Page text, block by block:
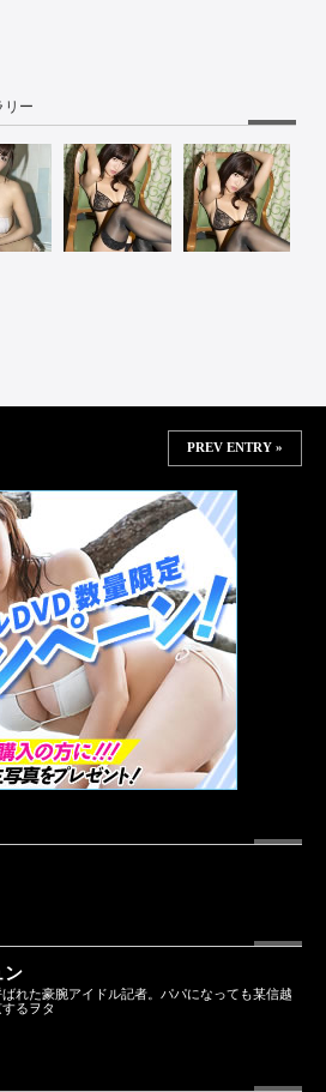
リー
PREV ENTRY »
ン
れた豪腕アイドル記者。パパになっても某信越
るヲタ